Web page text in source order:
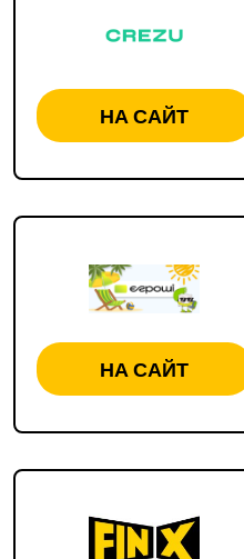
НА САЙТ
НА САЙТ